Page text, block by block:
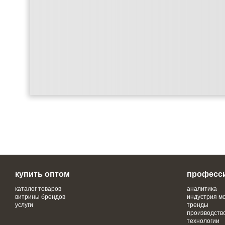
купить оптом
каталог товаров
витрины брендов
услуги
аналитика
индустрия
тренды
технологии